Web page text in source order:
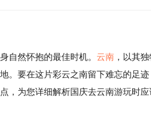
然怀抱的最佳时机。 云南 ，以其
。要在这片彩云之南留下难忘的足
，为您详细解析国庆去云南游玩时